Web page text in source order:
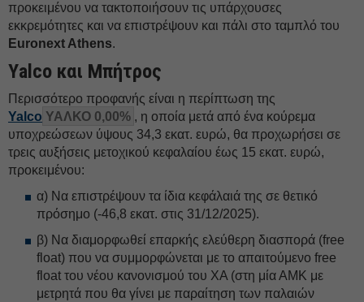
προκειμένου να τακτοποιήσουν τις υπάρχουσες
εκκρεμότητες και να επιστρέψουν και πάλι στο ταμπλό του
Euronext Athens.
Υalco και Μπήτρος
Περισσότερο προφανής είναι η περίπτωση της
Yalco ΥΑΛΚΟ 0,00% , η οποία μετά από ένα κούρεμα
υποχρεώσεων ύψους 34,3 εκατ. ευρώ, θα προχωρήσει σε
τρεις αυξήσεις μετοχικού κεφαλαίου έως 15 εκατ. ευρώ,
προκειμένου:
α) Να επιστρέψουν τα ίδια κεφάλαιά της σε θετικό
πρόσημο (-46,8 εκατ. στις 31/12/2025).
β) Να διαμορφωθεί επαρκής ελεύθερη διασπορά (free
float) που να συμμορφώνεται με το απαιτούμενο free
float του νέου κανονισμού του ΧΑ (στη μία ΑΜΚ με
μετρητά που θα γίνει με παραίτηση των παλαιών